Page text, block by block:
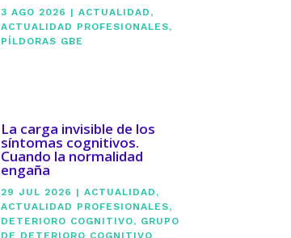
3 AGO 2026 |ACTUALIDAD ,
ACTUALIDAD PROFESIONALES,
PÍLDORAS GBE
La carga invisible de los
síntomas cognitivos.
Cuando la normalidad
engaña
29 JUL 2026 |ACTUALIDAD ,
ACTUALIDAD PROFESIONALES,
DETERIORO COGNITIVO, GRUPO
DE DETERIORO COGNITIVO